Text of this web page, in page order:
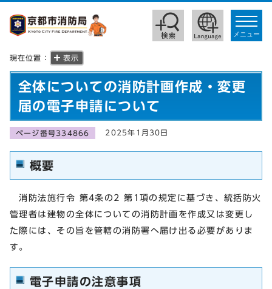
toggle
メニュー
現在位置： 表示
全体についての消防計画作成・変更
届の電子申請について
ページ番号334866 2025年1月30日
概要
消防法施行令 第4条の2 第1項の規定に基づき、統括防火
管理者は建物の全体についての消防計画を作成又は変更し
た際には、その旨を管轄の消防署へ届け出る必要がありま
す。
電子申請の注意事項